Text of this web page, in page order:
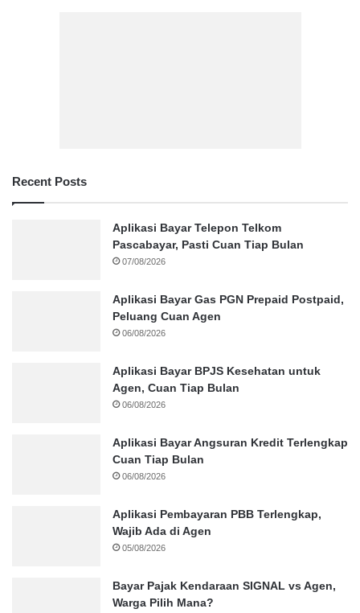
Recent Posts
Aplikasi Bayar Telepon Telkom
Pascabayar, Pasti Cuan Tiap Bulan
07/08/2026
Aplikasi Bayar Gas PGN Prepaid Postpaid,
Peluang Cuan Agen
06/08/2026
Aplikasi Bayar BPJS Kesehatan untuk
Agen, Cuan Tiap Bulan
06/08/2026
Aplikasi Bayar Angsuran Kredit Terlengkap
Cuan Tiap Bulan
06/08/2026
Aplikasi Pembayaran PBB Terlengkap,
Wajib Ada di Agen
05/08/2026
Bayar Pajak Kendaraan SIGNAL vs Agen,
Warga Pilih Mana?